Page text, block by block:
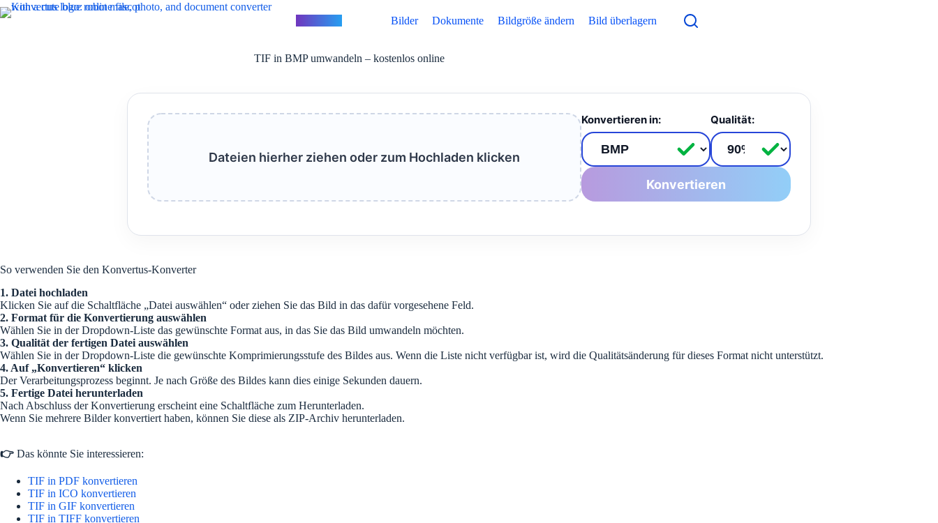
Zum
Inhalt
Bilder Dokumente Bildgröße ändern Bild überlagern Kontakt
TIF in BMP umwandeln – kostenlos online
Dateien hierher ziehen oder zum Hochladen klicken
Konvertieren in: Qualität:
Konvertieren
So verwenden Sie den Konvertus-Konverter
1. Datei hochladen
Klicken Sie auf die Schaltfläche „Datei auswählen“ oder ziehen Sie das Bild in das dafür vorgesehene Feld.
2. Format für die Konvertierung auswählen
Wählen Sie in der Dropdown-Liste das gewünschte Format aus, in das Sie das Bild umwandeln möchten.
3. Qualität der fertigen Datei auswählen
Wählen Sie in der Dropdown-Liste die gewünschte Komprimierungsstufe des Bildes aus. Wenn die Liste nicht verfügbar ist, wird die Qualitätsänderung für dieses Format nicht unterstützt.
4. Auf „Konvertieren“ klicken
Der Verarbeitungsprozess beginnt. Je nach Größe des Bildes kann dies einige Sekunden dauern.
5. Fertige Datei herunterladen
Nach Abschluss der Konvertierung erscheint eine Schaltfläche zum Herunterladen.
Wenn Sie mehrere Bilder konvertiert haben, können Sie diese als ZIP-Archiv herunterladen.
👉 Das könnte Sie interessieren:
TIF in PDF konvertieren
TIF in ICO konvertieren
TIF in GIF konvertieren
TIF in TIFF konvertieren